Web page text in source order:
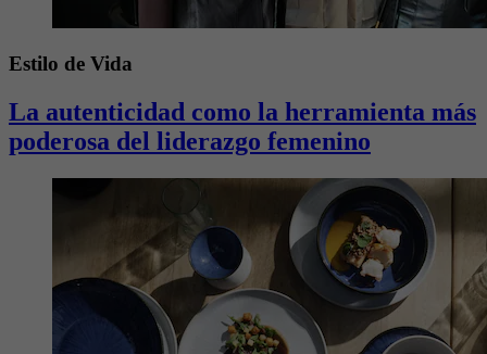
Estilo de Vida
La autenticidad como la herramienta más
poderosa del liderazgo femenino